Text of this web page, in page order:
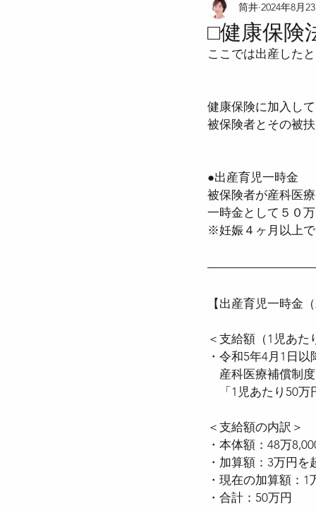
□厚生年金 □労務一
●介護保険法 ●高齢
●確定給付企業年金法
●労働組合法 ●労働
□健康保険
筒井 2024年8月
ここでは出産した
健康保険に加入し
被保険者とその被
●出産育児一時金
被保険者が産科医
一時金として５０
※妊娠４ヶ月以上
【出産育児一時金
＜支給額（1児あた
・令和5年4月1日
産科医療補償制
「1児あたり50万
＜支給額の内訳＞
・本体額：48万
・加算額：3万円
・現在の加算額：1
・合計：50万円